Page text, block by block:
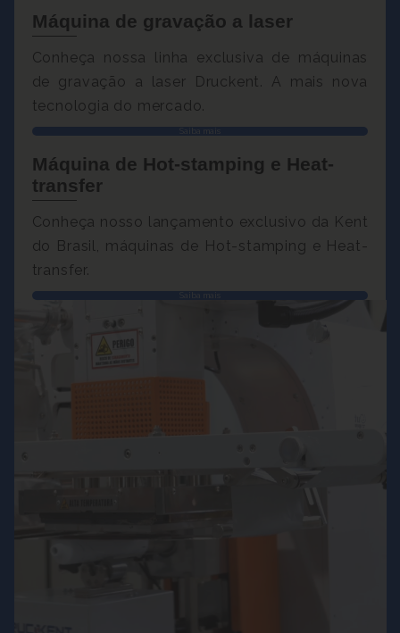
Máquina de gravação a laser
Conheça nossa linha exclusiva de máquinas
de gravação a laser Druckent. A mais nova
tecnologia do mercado.
Saiba mais
Máquina de Hot-stamping e Heat-
transfer
Conheça nosso lançamento exclusivo da Kent
do Brasil, máquinas de Hot-stamping e Heat-
transfer.
Saiba mais